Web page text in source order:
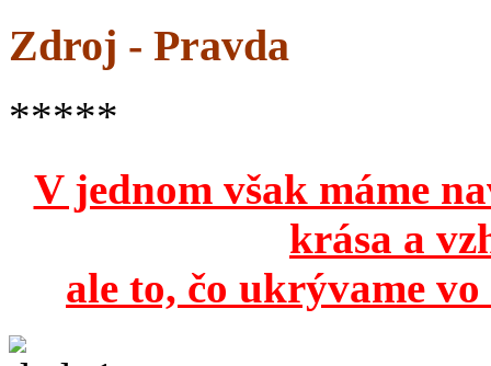
Zdroj - Pravda
*****
V jednom však máme
krása a
ale to, čo ukrývame